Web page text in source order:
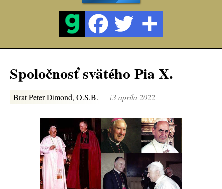
Spoločnosť svätého Pia X.
Brat Peter Dimond, O.S.B. 13 apríla 2022